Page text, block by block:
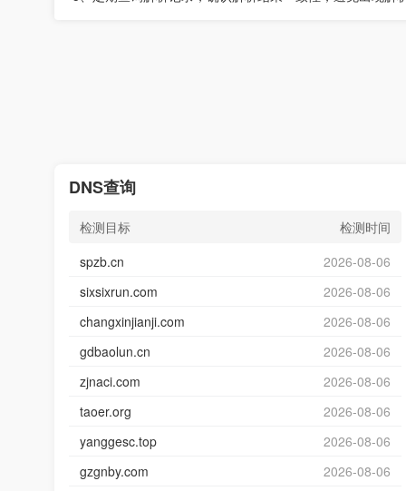
DNS查询
检测目标
检测时间
spzb.cn
2026-08-06
sixsixrun.com
2026-08-06
changxinjianji.com
2026-08-06
gdbaolun.cn
2026-08-06
zjnaci.com
2026-08-06
taoer.org
2026-08-06
yanggesc.top
2026-08-06
gzgnby.com
2026-08-06